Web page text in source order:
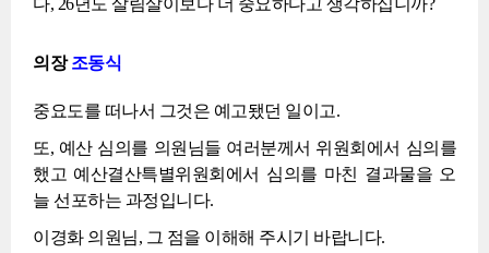
다, 26년도 살림살이보다 더 중요하다고 생각하십니까?
의장조동식
중요도를 떠나서 그것은 예고됐던 일이고.
또, 예산 심의를 의원님들 여러분께서 위원회에서 심의를
했고 예산결산특별위원회에서 심의를 마친 결과물을 오
늘 선포하는 과정입니다.
이경화 의원님, 그 점을 이해해 주시기 바랍니다.